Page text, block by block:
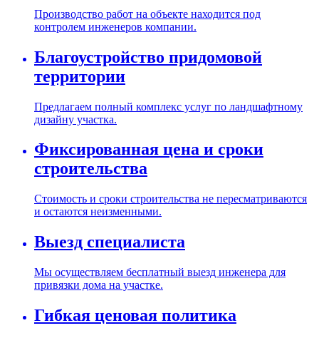
Производство работ на объекте находится под
контролем инженеров компании.
Благоустройство придомовой
территории
Предлагаем полный комплекс услуг по ландшафтному
дизайну участка.
Фиксированная цена и сроки
строительства
Стоимость и сроки строительства не пересматриваются
и остаются неизменными.
Выезд специалиста
Мы осуществляем бесплатный выезд инженера для
привязки дома на участке.
Гибкая ценовая политика